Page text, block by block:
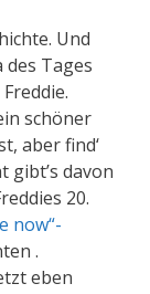
Und
Tages
schöner
aber find‘
gibt’s davon
20.
now“-
.
eben